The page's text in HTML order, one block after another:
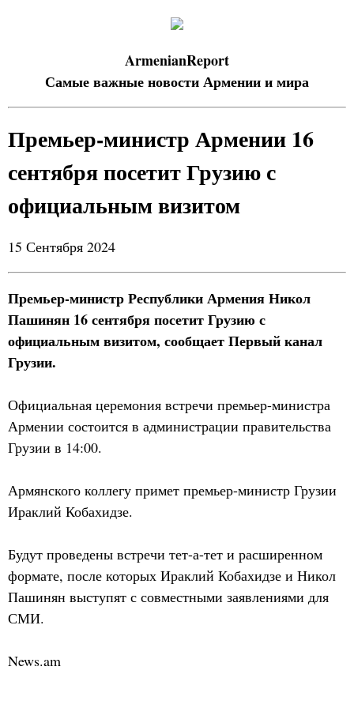
ArmenianReport
Самые важные новости Армении и мира
Премьер-министр Армении 16
сентября посетит Грузию с
официальным визитом
15 Сентября 2024
Премьер-министр Республики Армения Никол
Пашинян 16 сентября посетит Грузию с
официальным визитом, сообщает Первый канал
Грузии.
Официальная церемония встречи премьер-министра
Армении состоится в администрации правительства
Грузии в 14:00.
Армянского коллегу примет премьер-министр Грузии
Ираклий Кобахидзе.
Будут проведены встречи тет-а-тет и расширенном
формате, после которых Ираклий Кобахидзе и Никол
Пашинян выступят с совместными заявлениями для
СМИ.
News.am